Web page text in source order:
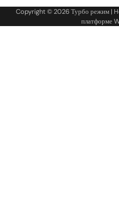
Copyright © 2026Турбо режим |
платформе